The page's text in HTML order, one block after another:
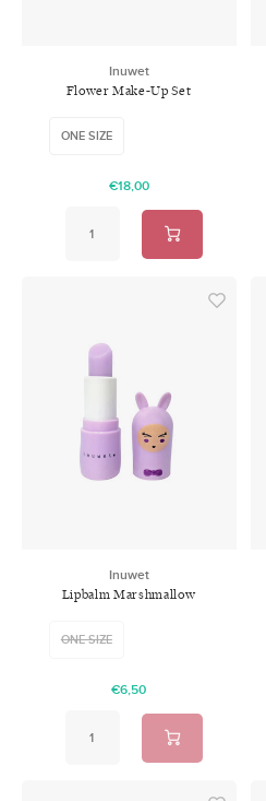
Inuwet
Flower Make-Up Set
ONE SIZE
€18,00
Inuwet
Lipbalm Marshmallow
ONE SIZE
€6,50